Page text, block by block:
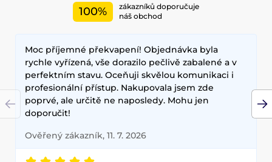
Mezi nejčastěji používané ingredience patří šnečí extrakt,
elasticitu. Hlavními benefity korejské kosmetiky jsou
dlouhodobé výsledky, přírodní složení a inovativní
technologie, které zajišťují zdravou a zářivou pleť.
100%
zákazníků doporučuje
náš obchod
Moc příjemné překvapení! Objednávka byla
rychle vyřízená, vše dorazilo pečlivě zabalené a v
perfektním stavu. Oceňuji skvělou komunikaci i
profesionální přístup. Nakupovala jsem zde
poprvé, ale určitě ne naposledy. Mohu jen
doporučit!
Ověřený zákazník, 11. 7. 2026